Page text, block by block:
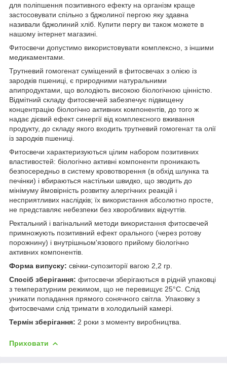
для поліпшення позитивного ефекту на організм краще
застосовувати спільно з бджолиної пергою яку здавна
називали бджолиний хліб. Купити пергу ви також можете в
нашому інтернет магазині.
Фитосвечи допустимо використовувати комплексно, з іншими
медикаментами.
Трутневий гомогенат суміщений в фитосвечах з олією із
зародків пшениці, є природними натуральними
апипродуктами, що володіють високою біологічною цінністю.
Відмітний складу фитосвечей забезпечує підвищену
концентрацію біологічно активних компонентів, до того ж
надає дієвий ефект синергії від комплексного вживання
продукту, до складу якого входить трутневий гомогенат та олії
із зародків пшениці.
Фитосвечи характеризуються цілим набором позитивних
властивостей: біологічно активні компоненти проникають
безпосередньо в систему кровотворення (в обхід шлунка та
печінки) і вбираються настільки швидко, що зводить до
мінімуму ймовірність розвитку алергічних реакцій і
несприятливих наслідків; їх використання абсолютно просте,
не представляє небезпеки без хворобливих відчуттів.
Ректальний і вагінальний методи використання фитосвечей
примножують позитивний ефект орального (через ротову
порожнину) і внутрішньом'язового прийому біологічно
активних компонентів.
Форма випуску: свічки-супозиторії вагою 2,2 гр.
Спосіб зберігання: фитосвечи зберігаються в рідній упаковці
з температурним режимом, що не перевищує 25°С. Слід
уникати попадання прямого сонячного світла. Упаковку з
фитосвечами слід тримати в холодильній камері.
Термін зберігання: 2 роки з моменту виробництва.
Приховати